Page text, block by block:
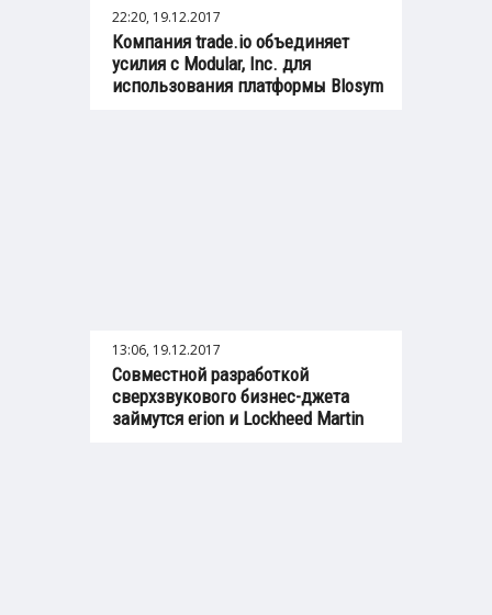
22:20, 19.12.2017
Компания trade.io объединяет
усилия с Modular, Inc. для
использования платформы Blosym
13:06, 19.12.2017
Совместной разработкой
сверхзвукового бизнес-джета
займутся erion и Lockheed Martin